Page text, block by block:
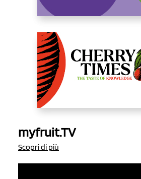
myfruit.TV
Scopri di più